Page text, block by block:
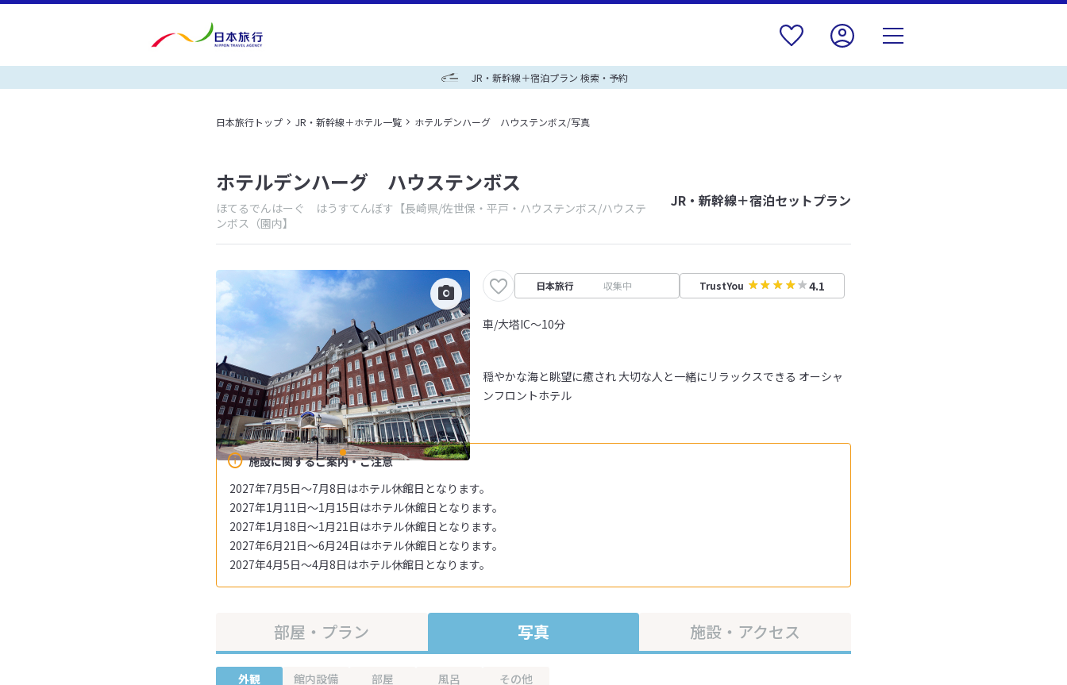
JR・新幹線＋宿泊プラン 検索・予約
日本旅行トップ JR・新幹線＋ホテル一覧 ホテルデンハーグ ハウステンボス/写真
ホテルデンハーグ ハウステンボス
ほてるでんはーぐ はうすてんぼす 【長崎県/佐世保・平戸・ハウステンボス/ハウステ
ンボス（園内】
JR・新幹線＋宿泊セットプラン
日本旅行 収集中 TrustYou 4.1
車/大塔IC～10分
施設に関するご案内・ご注意
2027年7月5日～7月8日はホテル休館日となります。
2027年1月11日～1月15日はホテル休館日となります。
2027年1月18日～1月21日はホテル休館日となります。
2027年6月21日～6月24日はホテル休館日となります。
2027年4月5日～4月8日はホテル休館日となります。
穏やかな海と眺望に癒され 大切な人と一緒にリラックスできる オーシャ
ンフロントホテル
部屋・プラン 写真 施設・アクセス
外観 館内設備 部屋 風呂 その他